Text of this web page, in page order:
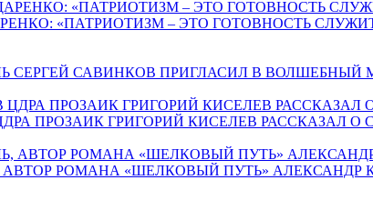
«ПАТРИОТИЗМ – ЭТО ГОТОВНОСТЬ
СЕРГЕЙ САВИНКОВ ПРИГЛАСИЛ В ВОЛШЕБНЫЙ
ПРОЗАИК ГРИГОРИЙ КИСЕЛЕВ РАССКАЗАЛ
РОМАНА «ШЕЛКОВЫЙ ПУТЬ» АЛЕКСАНДР